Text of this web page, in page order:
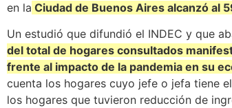
en la Ciudad de Buenos Aires alcanzó al
Un estudió que difundió el INDEC y que
del total de hogares consultados
frente al impacto de la pandemia en su
cuenta los hogares cuyo jefe o jefa tiene
los hogares que tuvieron reducción de